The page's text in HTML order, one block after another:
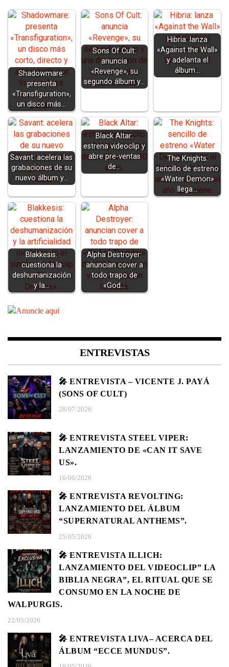
Shadowmare:
presenta
«Transfiguration»,
un disco más…
Sons Of Cult:
anuncia
«Revenge», su
segundo álbum y…
Hibria: lanza
«Against the Wall»
y adelanta el
álbum…
Savant: acelera las
grabaciones de su
nuevo álbum y…
Black Altar:
estrena videoclip y
abre pre-ventas
de…
The Knights:
sencillo de estreno
«Water Demon»
llega…
Blakkesis:
cuestiona la
deshumanización
y la…
Alpha Destroyer:
anuncian cover a
todo trapo de
«God…
ENTREVISTAS
🎤 ENTREVISTA – VICENTE J. PAYÁ
(SONS OF CULT)
28/07/2026
🎤 ENTREVISTA STEEL VIPER:
LANZAMIENTO DE «CAN IT SAVE
US».
16/06/2026
🎤 ENTREVISTA REVOLTING:
LANZAMIENTO DEL ÁLBUM
“SUPERNATURAL ANTHEMS”.
25/05/2026
🎤 ENTREVISTA ILLICH:
LANZAMIENTO DEL VIDEOCLIP” LA
BIBLIA NEGRA”, EL RITUAL QUE SE
CONSUMO EN LA NOCHE DE
WALPURGIS.
22/05/2026
🎤 ENTREVISTA LIVA– ACERCA DEL
ÁLBUM “ECCE MUNDUS”.